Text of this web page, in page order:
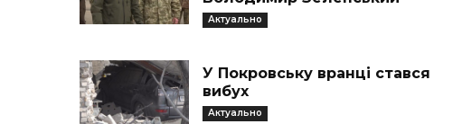
Актуально
У Покровську вранці стався
вибух
Актуально